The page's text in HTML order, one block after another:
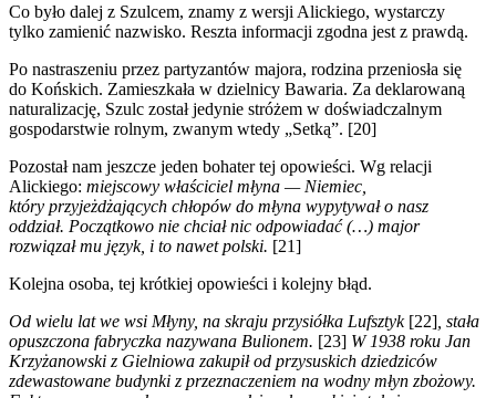
Co było dalej z Szulcem, znamy z wersji Alickiego, wystarczy
tylko zamienić nazwisko. Reszta informacji zgodna jest z prawdą.
Po nastraszeniu przez partyzantów majora, rodzina przeniosła się
do Końskich. Zamieszkała w dzielnicy Bawaria. Za deklarowaną
naturalizację, Szulc został jedynie stróżem w doświadczalnym
gospodarstwie rolnym, zwanym wtedy „Setką”. [20]
Pozostał nam jeszcze jeden bohater tej opowieści. Wg relacji
Alickiego: miejscowy właściciel młyna — Niemiec,
który przyjeżdżających chłopów do młyna wypytywał o nasz
oddział. Początkowo nie chciał nic odpowiadać (…) major
rozwiązał mu język, i to nawet polski. [21]
Kolejna osoba, tej krótkiej opowieści i kolejny błąd.
Od wielu lat we wsi Młyny, na skraju przysiółka Lufsztyk [22] , stała
opuszczona fabryczka nazywana Bulionem. [23] W 1938 roku Jan
Krzyżanowski z Gielniowa zakupił od przysuskich dziedziców
zdewastowane budynki z przeznaczeniem na wodny młyn zbożowy.